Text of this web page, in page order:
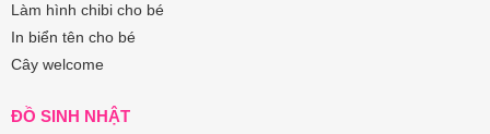
Làm hình chibi cho bé
In biển tên cho bé
Cây welcome
ĐỒ SINH NHẬT